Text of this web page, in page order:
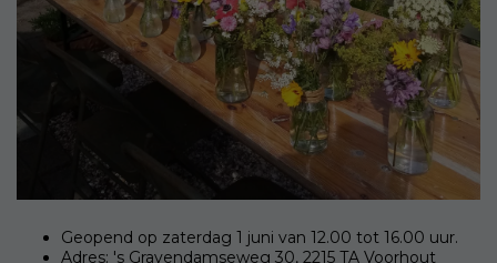
Geopend op zaterdag 1 juni van 12.00 tot 16.00 uur.
Adres: 's Gravendamseweg 30, 2215 TA Voorhout